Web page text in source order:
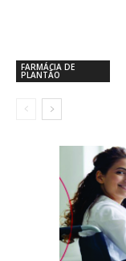
FARMÁCIA DE
PLANTÃO